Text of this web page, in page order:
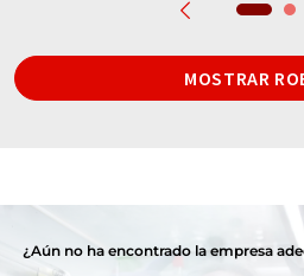
MOSTRAR
¿Aún no ha encontrado la empresa